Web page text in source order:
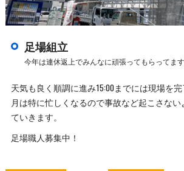
足場組立
今年は連休返上でみんなに頑張ってもらってます
天気も良く順調に進み15:00までには現場を
月は特に忙しくなるので事故など起こさな
ていきます。
足場職人募集中！